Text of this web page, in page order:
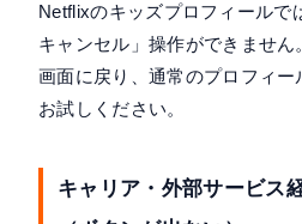
Netflixのキッズプロフィールで
キャンセル」操作ができませ
画面に戻り、通常のプロフィ
お試しください。
キャリア・外部サービス